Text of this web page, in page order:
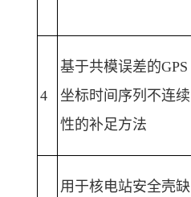
4
基于共模误差的GPS
坐标时间序列不连续
性的补足方法
用于核电站安全壳缺